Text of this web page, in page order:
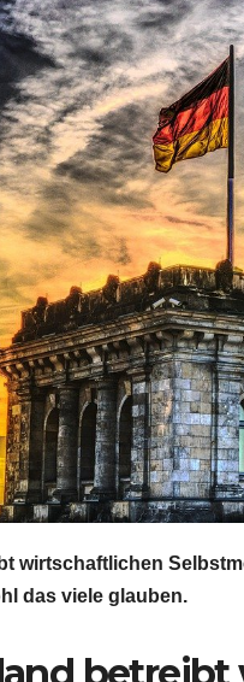
wirtschaftlichen
das viele glauben.